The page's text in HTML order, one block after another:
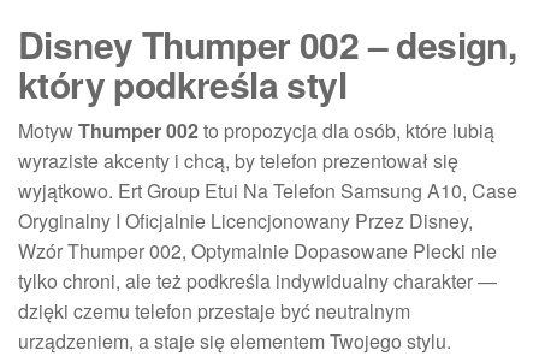
Disney Thumper 002 – design,
który podkreśla styl
MotywThumper 002to propozycja dla osób, które lubią
wyraziste akcenty i chcą, by telefon prezentował się
wyjątkowo. Ert Group Etui Na Telefon Samsung A10, Case
Oryginalny I Oficjalnie Licencjonowany Przez Disney,
Wzór Thumper 002, Optymalnie Dopasowane Plecki nie
tylko chroni, ale też podkreśla indywidualny charakter —
dzięki czemu telefon przestaje być neutralnym
urządzeniem, a staje się elementem Twojego stylu.